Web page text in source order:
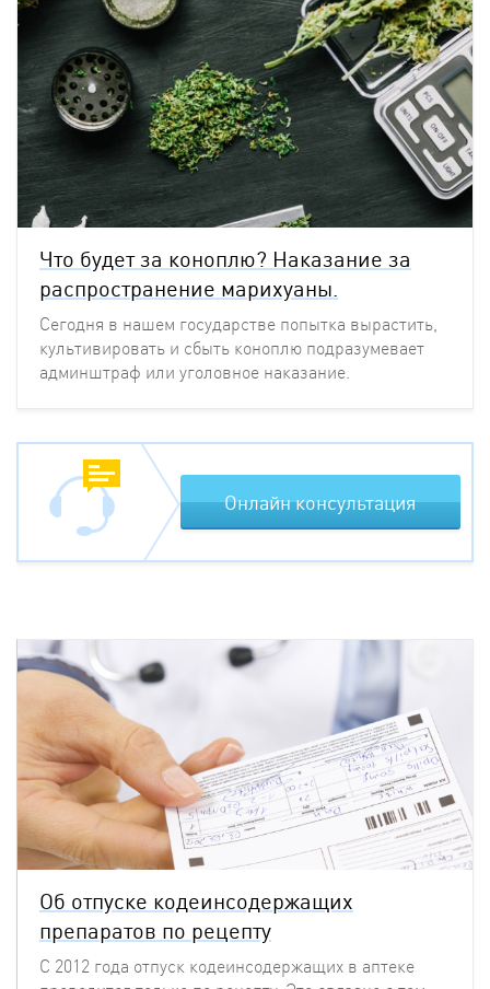
Что будет за коноплю? Наказание за
распространение марихуаны.
Сегодня в нашем государстве попытка вырастить,
культивировать и сбыть коноплю подразумевает
админштраф или уголовное наказание.
Онлайн консультация
Об отпуске кодеинсодержащих
препаратов по рецепту
С 2012 года отпуск кодеинсодержащих в аптеке